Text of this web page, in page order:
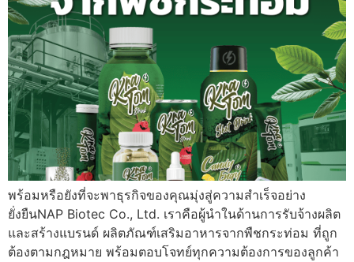
พร้อมหรือยังที่จะพาธุรกิจของคุณมุ่งสู่ความสำเร็จอย่าง
ยั่งยืนNAP Biotec Co., Ltd. เราคือผู้นำในด้านการรับจ้างผลิต
และสร้างแบรนด์ ผลิตภัณฑ์เสริมอาหารจากพืชกระท่อม ที่ถูก
ต้องตามกฎหมาย พร้อมตอบโจทย์ทุกความต้องการของลูกค้า